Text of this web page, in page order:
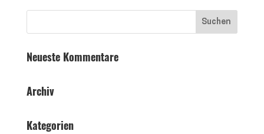
Neueste Kommentare
Archiv
Kategorien